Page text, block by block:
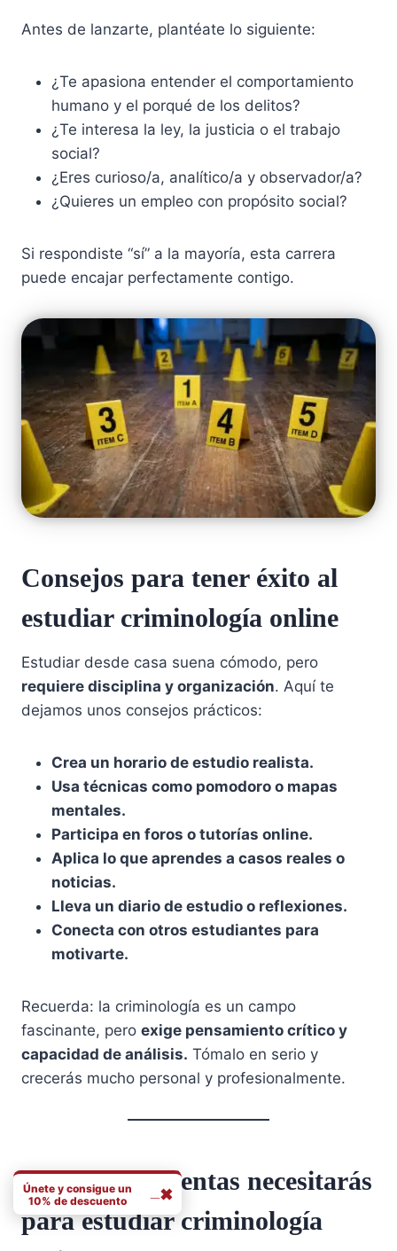
Antes de lanzarte, plantéate lo siguiente:
¿Te apasiona entender el comportamiento
humano y el porqué de los delitos?
¿Te interesa la ley, la justicia o el trabajo
social?
¿Eres curioso/a, analítico/a y observador/a?
¿Quieres un empleo con propósito social?
Si respondiste “sí” a la mayoría, esta carrera
puede encajar perfectamente contigo.
Consejos para tener éxito al
estudiar criminología online
Estudiar desde casa suena cómodo, pero
requiere disciplina y organización. Aquí te
dejamos unos consejos prácticos:
Crea un horario de estudio realista.
Usa técnicas como pomodoro o mapas
mentales.
Participa en foros o tutorías online.
Aplica lo que aprendes a casos reales o
noticias.
Lleva un diario de estudio o reflexiones.
Conecta con otros estudiantes para
motivarte.
Recuerda: la criminología es un campo
fascinante, pero exige pensamiento crítico y
capacidad de análisis. Tómalo en serio y
crecerás mucho personal y profesionalmente.
¿Qué herramientas necesitarás
para estudiar criminología
Únete y consigue un
10% de descuento
✖
Completo Nombre